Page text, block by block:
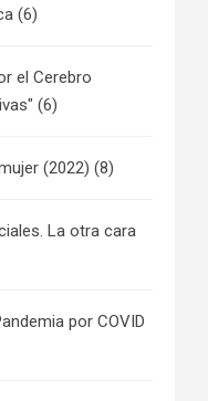
(6)
el Cerebro
(6)
(2022) (8)
La otra cara
por COVID